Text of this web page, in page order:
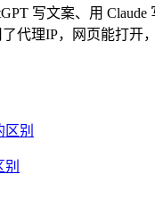
写文案、用
代理IP，网页能打开
别